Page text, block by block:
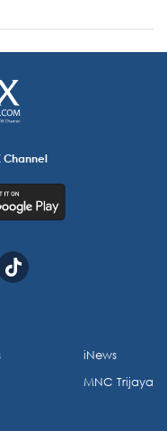
Channel
iNews
MNC Trijaya